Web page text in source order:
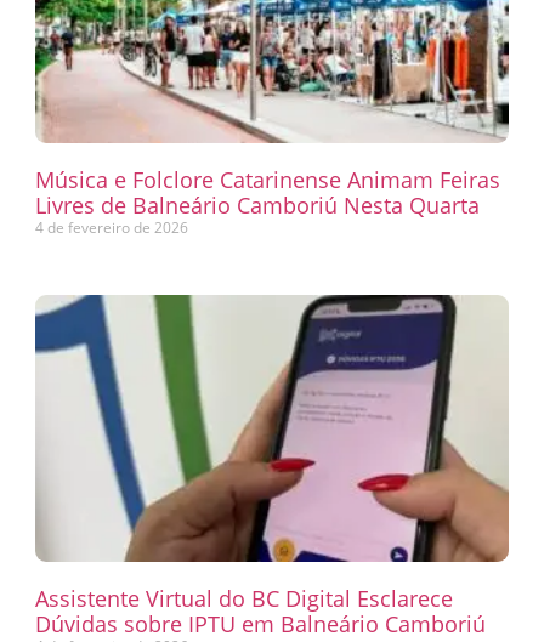
Música e Folclore Catarinense Animam Feiras
Livres de Balneário Camboriú Nesta Quarta
4 de fevereiro de 2026
Assistente Virtual do BC Digital Esclarece
Dúvidas sobre IPTU em Balneário Camboriú